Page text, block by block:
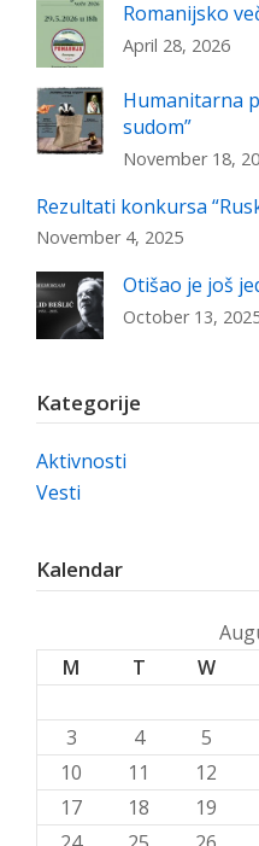
Romanijsko
April 28, 2026
Humanitarna
sudom”
November 18,
Rezultati konkursa
November 4, 2025
Otišao je još
October 13,
Kategorije
Aktivnosti
Vesti
Kalendar
M
T W
3
4 5
10
11 12
17
18 19